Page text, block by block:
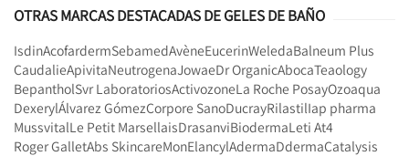
OTRAS MARCAS DESTACADAS DE GELES DE BAÑO
IsdinAcofardermSebamedAvèneEucerinWeledaBalneum Plus
CaudalieApivitaNeutrogenaJowaeDr OrganicAbocaTeaology
BepantholSvr LaboratoriosActivozoneLa Roche PosayOzoaqua
DexerylÁlvarez GómezCorpore SanoDucrayRilastilIap pharma
MussvitalLe Petit MarsellaisDrasanviBiodermaLeti At4
Roger GalletAbs SkincareMonElancylAdermaDdermaCatalysis